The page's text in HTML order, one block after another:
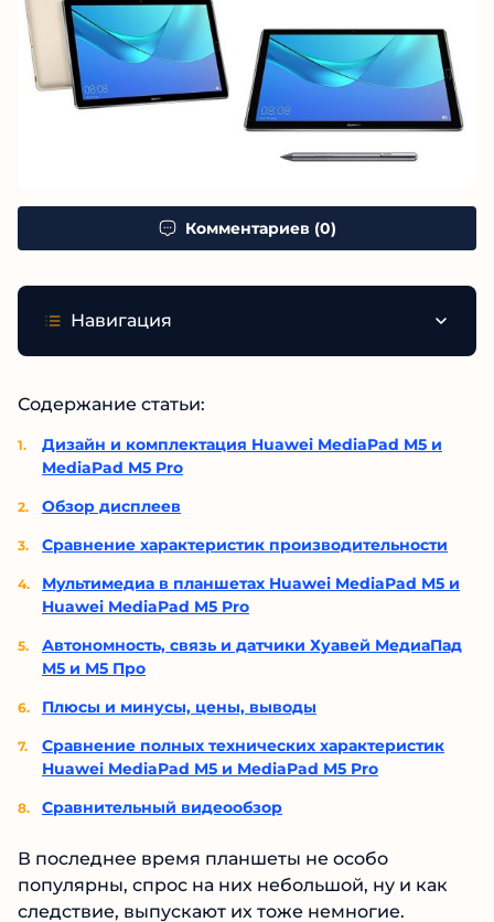
Комментариев (0)
Навигация
Содержание статьи:
Дизайн и комплектация Huawei MediaPad M5 и
MediaPad M5 Pro
Обзор дисплеев
Сравнение характеристик производительности
Мультимедиа в планшетах Huawei MediaPad M5 и
Huawei MediaPad M5 Pro
Автономность, связь и датчики Хуавей МедиаПад
М5 и М5 Про
Плюсы и минусы, цены, выводы
Сравнение полных технических характеристик
Huawei MediaPad M5 и MediaPad M5 Pro
Сравнительный видеообзор
В последнее время планшеты не особо
популярны, спрос на них небольшой, ну и как
следствие, выпускают их тоже немногие.